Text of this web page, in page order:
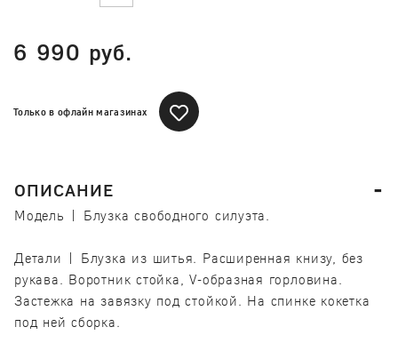
6 990 руб.
Только в офлайн магазинах
ОПИСАНИЕ
Модель | Блузка свободного силуэта.
Детали | Блузка из шитья. Расширенная книзу, без
рукава. Воротник стойка, V-образная горловина.
Застежка на завязку под стойкой. На спинке кокетка
под ней сборка.